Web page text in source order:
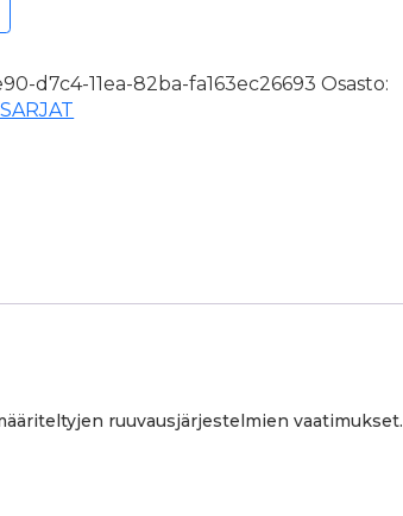
d7c4-11ea-82ba-fa163ec26693 Osasto:
ruuvausjärjestelmien vaatimukset.